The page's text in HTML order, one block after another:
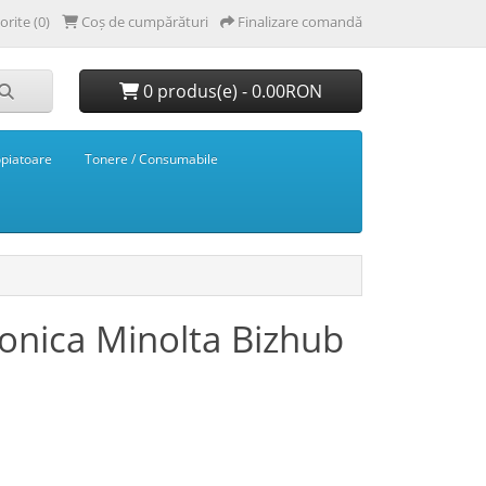
(0) Coș de cumpărături Finalizare comandă
0 produs(e) - 0.00RON
Tonere / Consumabile
Minolta Bizhub